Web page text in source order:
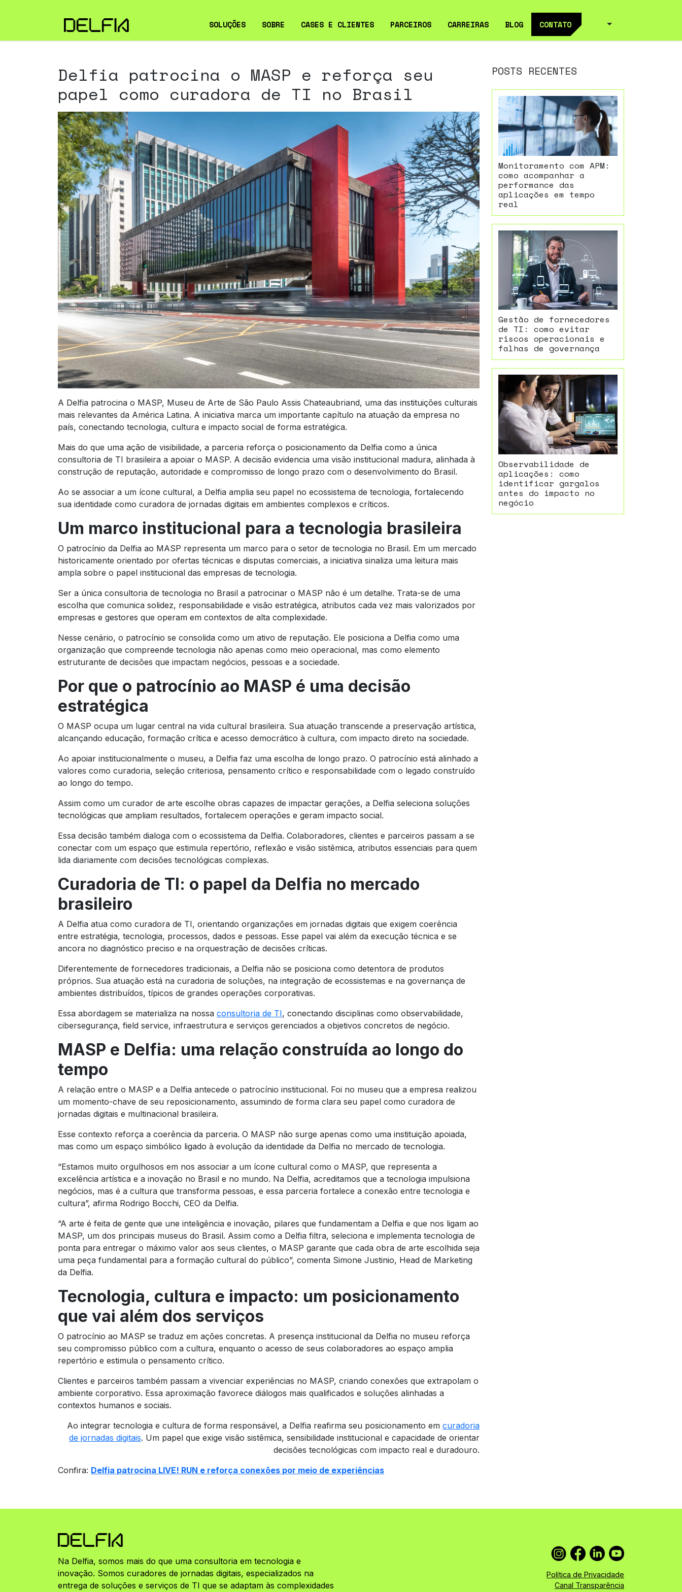
SOLUÇÕES
CIBERSEGURANÇA PARA
EMPRESAS
FIELD SERVICE
INFRAESTRUTURA DE TI
SOBRE CASES E CLIENTES
CLIENTES
PARCEIROS CARREIRAS BLOG CONTATO
Delfia patrocina o MASP e reforça seu
papel como curadora de TI no Brasil
A Delfia patrocina o MASP, Museu de Arte de São Paulo Assis Chateaubriand, uma das instituições culturais
mais relevantes da América Latina. A iniciativa marca um importante capítulo na atuação da empresa no
país, conectando tecnologia, cultura e impacto social de forma estratégica.
Mais do que uma ação de visibilidade, a parceria reforça o posicionamento da Delfia como a única
consultoria de TI brasileira a apoiar o MASP. A decisão evidencia uma visão institucional madura, alinhada à
construção de reputação, autoridade e compromisso de longo prazo com o desenvolvimento do Brasil.
Ao se associar a um ícone cultural, a Delfia amplia seu papel no ecossistema de tecnologia, fortalecendo
sua identidade como curadora de jornadas digitais em ambientes complexos e críticos.
Um marco institucional para a tecnologia brasileira
O patrocínio da Delfia ao MASP representa um marco para o setor de tecnologia no Brasil. Em um mercado
historicamente orientado por ofertas técnicas e disputas comerciais, a iniciativa sinaliza uma leitura mais
ampla sobre o papel institucional das empresas de tecnologia.
Ser a única consultoria de tecnologia no Brasil a patrocinar o MASP não é um detalhe. Trata-se de uma
escolha que comunica solidez, responsabilidade e visão estratégica, atributos cada vez mais valorizados por
empresas e gestores que operam em contextos de alta complexidade.
Nesse cenário, o patrocínio se consolida como um ativo de reputação. Ele posiciona a Delfia como uma
organização que compreende tecnologia não apenas como meio operacional, mas como elemento
estruturante de decisões que impactam negócios, pessoas e a sociedade.
Por que o patrocínio ao MASP é uma decisão
estratégica
O MASP ocupa um lugar central na vida cultural brasileira. Sua atuação transcende a preservação artística,
alcançando educação, formação crítica e acesso democrático à cultura, com impacto direto na sociedade.
Ao apoiar institucionalmente o museu, a Delfia faz uma escolha de longo prazo. O patrocínio está alinhado a
valores como curadoria, seleção criteriosa, pensamento crítico e responsabilidade com o legado construído
ao longo do tempo.
Assim como um curador de arte escolhe obras capazes de impactar gerações, a Delfia seleciona soluções
tecnológicas que ampliam resultados, fortalecem operações e geram impacto social.
Essa decisão também dialoga com o ecossistema da Delfia. Colaboradores, clientes e parceiros passam a se
conectar com um espaço que estimula repertório, reflexão e visão sistêmica, atributos essenciais para quem
lida diariamente com decisões tecnológicas complexas.
Curadoria de TI: o papel da Delfia no mercado
brasileiro
A Delfia atua como curadora de TI, orientando organizações em jornadas digitais que exigem coerência
entre estratégia, tecnologia, processos, dados e pessoas. Esse papel vai além da execução técnica e se
ancora no diagnóstico preciso e na orquestração de decisões críticas.
Diferentemente de fornecedores tradicionais, a Delfia não se posiciona como detentora de produtos
próprios. Sua atuação está na curadoria de soluções, na integração de ecossistemas e na governança de
ambientes distribuídos, típicos de grandes operações corporativas.
Essa abordagem se materializa na nossa consultoria de TI, conectando disciplinas como observabilidade,
cibersegurança, field service, infraestrutura e serviços gerenciados a objetivos concretos de negócio.
MASP e Delfia: uma relação construída ao longo do
tempo
A relação entre o MASP e a Delfia antecede o patrocínio institucional. Foi no museu que a empresa realizou
um momento-chave de seu reposicionamento, assumindo de forma clara seu papel como curadora de
jornadas digitais e multinacional brasileira.
Esse contexto reforça a coerência da parceria. O MASP não surge apenas como uma instituição apoiada,
mas como um espaço simbólico ligado à evolução da identidade da Delfia no mercado de tecnologia.
“Estamos muito orgulhosos em nos associar a um ícone cultural como o MASP, que representa a
excelência artística e a inovação no Brasil e no mundo. Na Delfia, acreditamos que a tecnologia impulsiona
negócios, mas é a cultura que transforma pessoas, e essa parceria fortalece a conexão entre tecnologia e
cultura”, afirma Rodrigo Bocchi, CEO da Delfia.
“A arte é feita de gente que une inteligência e inovação, pilares que fundamentam a Delfia e que nos ligam ao
MASP, um dos principais museus do Brasil. Assim como a Delfia filtra, seleciona e implementa tecnologia de
ponta para entregar o máximo valor aos seus clientes, o MASP garante que cada obra de arte escolhida seja
uma peça fundamental para a formação cultural do público”, comenta Simone Justinio, Head de Marketing
da Delfia.
Tecnologia, cultura e impacto: um posicionamento
que vai além dos serviços
O patrocínio ao MASP se traduz em ações concretas. A presença institucional da Delfia no museu reforça
seu compromisso público com a cultura, enquanto o acesso de seus colaboradores ao espaço amplia
repertório e estimula o pensamento crítico.
Clientes e parceiros também passam a vivenciar experiências no MASP, criando conexões que extrapolam o
ambiente corporativo. Essa aproximação favorece diálogos mais qualificados e soluções alinhadas a
contextos humanos e sociais.
Ao integrar tecnologia e cultura de forma responsável, a Delfia reafirma seu posicionamento em curadoria
de jornadas digitais. Um papel que exige visão sistêmica, sensibilidade institucional e capacidade de orientar
decisões tecnológicas com impacto real e duradouro.
Confira: Delfia patrocina LIVE! RUN e reforça conexões por meio de experiências
POSTS RECENTES
Monitoramento com APM:
como acompanhar a
performance das
aplicações em tempo
real
Gestão de fornecedores
de TI: como evitar
riscos operacionais e
falhas de governança
Observabilidade de
aplicações: como
identificar gargalos
antes do impacto no
negócio
Na Delfia, somos mais do que uma consultoria em tecnologia e
inovação. Somos curadores de jornadas digitais, especializados na
entrega de soluções e serviços de TI que se adaptam às complexidades
Política de Privacidade
Canal Transparência